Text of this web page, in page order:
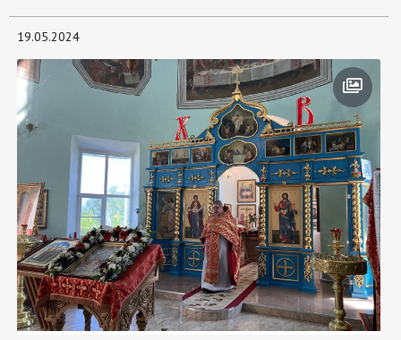
19.05.2024